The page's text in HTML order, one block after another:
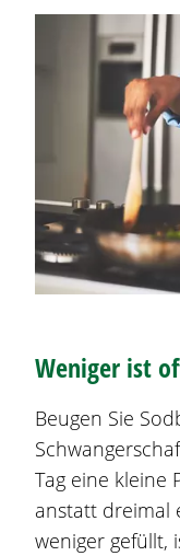
Weniger ist
Beugen Sie
Tag eine kleine
anstatt dreimal
weniger gefüllt,